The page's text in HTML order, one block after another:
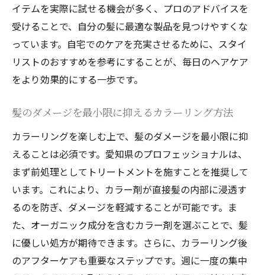
イテムを実際に試せる機会が多く、プロのアドバイスを
受けることで、自分の髪に最適な製品を見つけやすくな
っています。自宅でのケアを充実させるために、スタイ
リストのおすすめを参考にすることが、毎日のヘアケア
をより効果的にする一歩です。
髪のダメージを最小限に抑えるカラーリング方法
カラーリングを楽しむ上で、髪のダメージを最小限に抑
えることは必須です。愛知県のプロフェッショナルは、
まず前処理としてトリートメントを施すことを推奨して
います。これにより、カラー剤が直接髪の内部に浸透す
るのを防ぎ、ダメージを軽減することが可能です。ま
た、オーガニック成分を含むカラー剤を選ぶことで、髪
に優しい処方が期待できます。さらに、カラーリング後
のアフターケアも重要なステップです。週に一度の集中